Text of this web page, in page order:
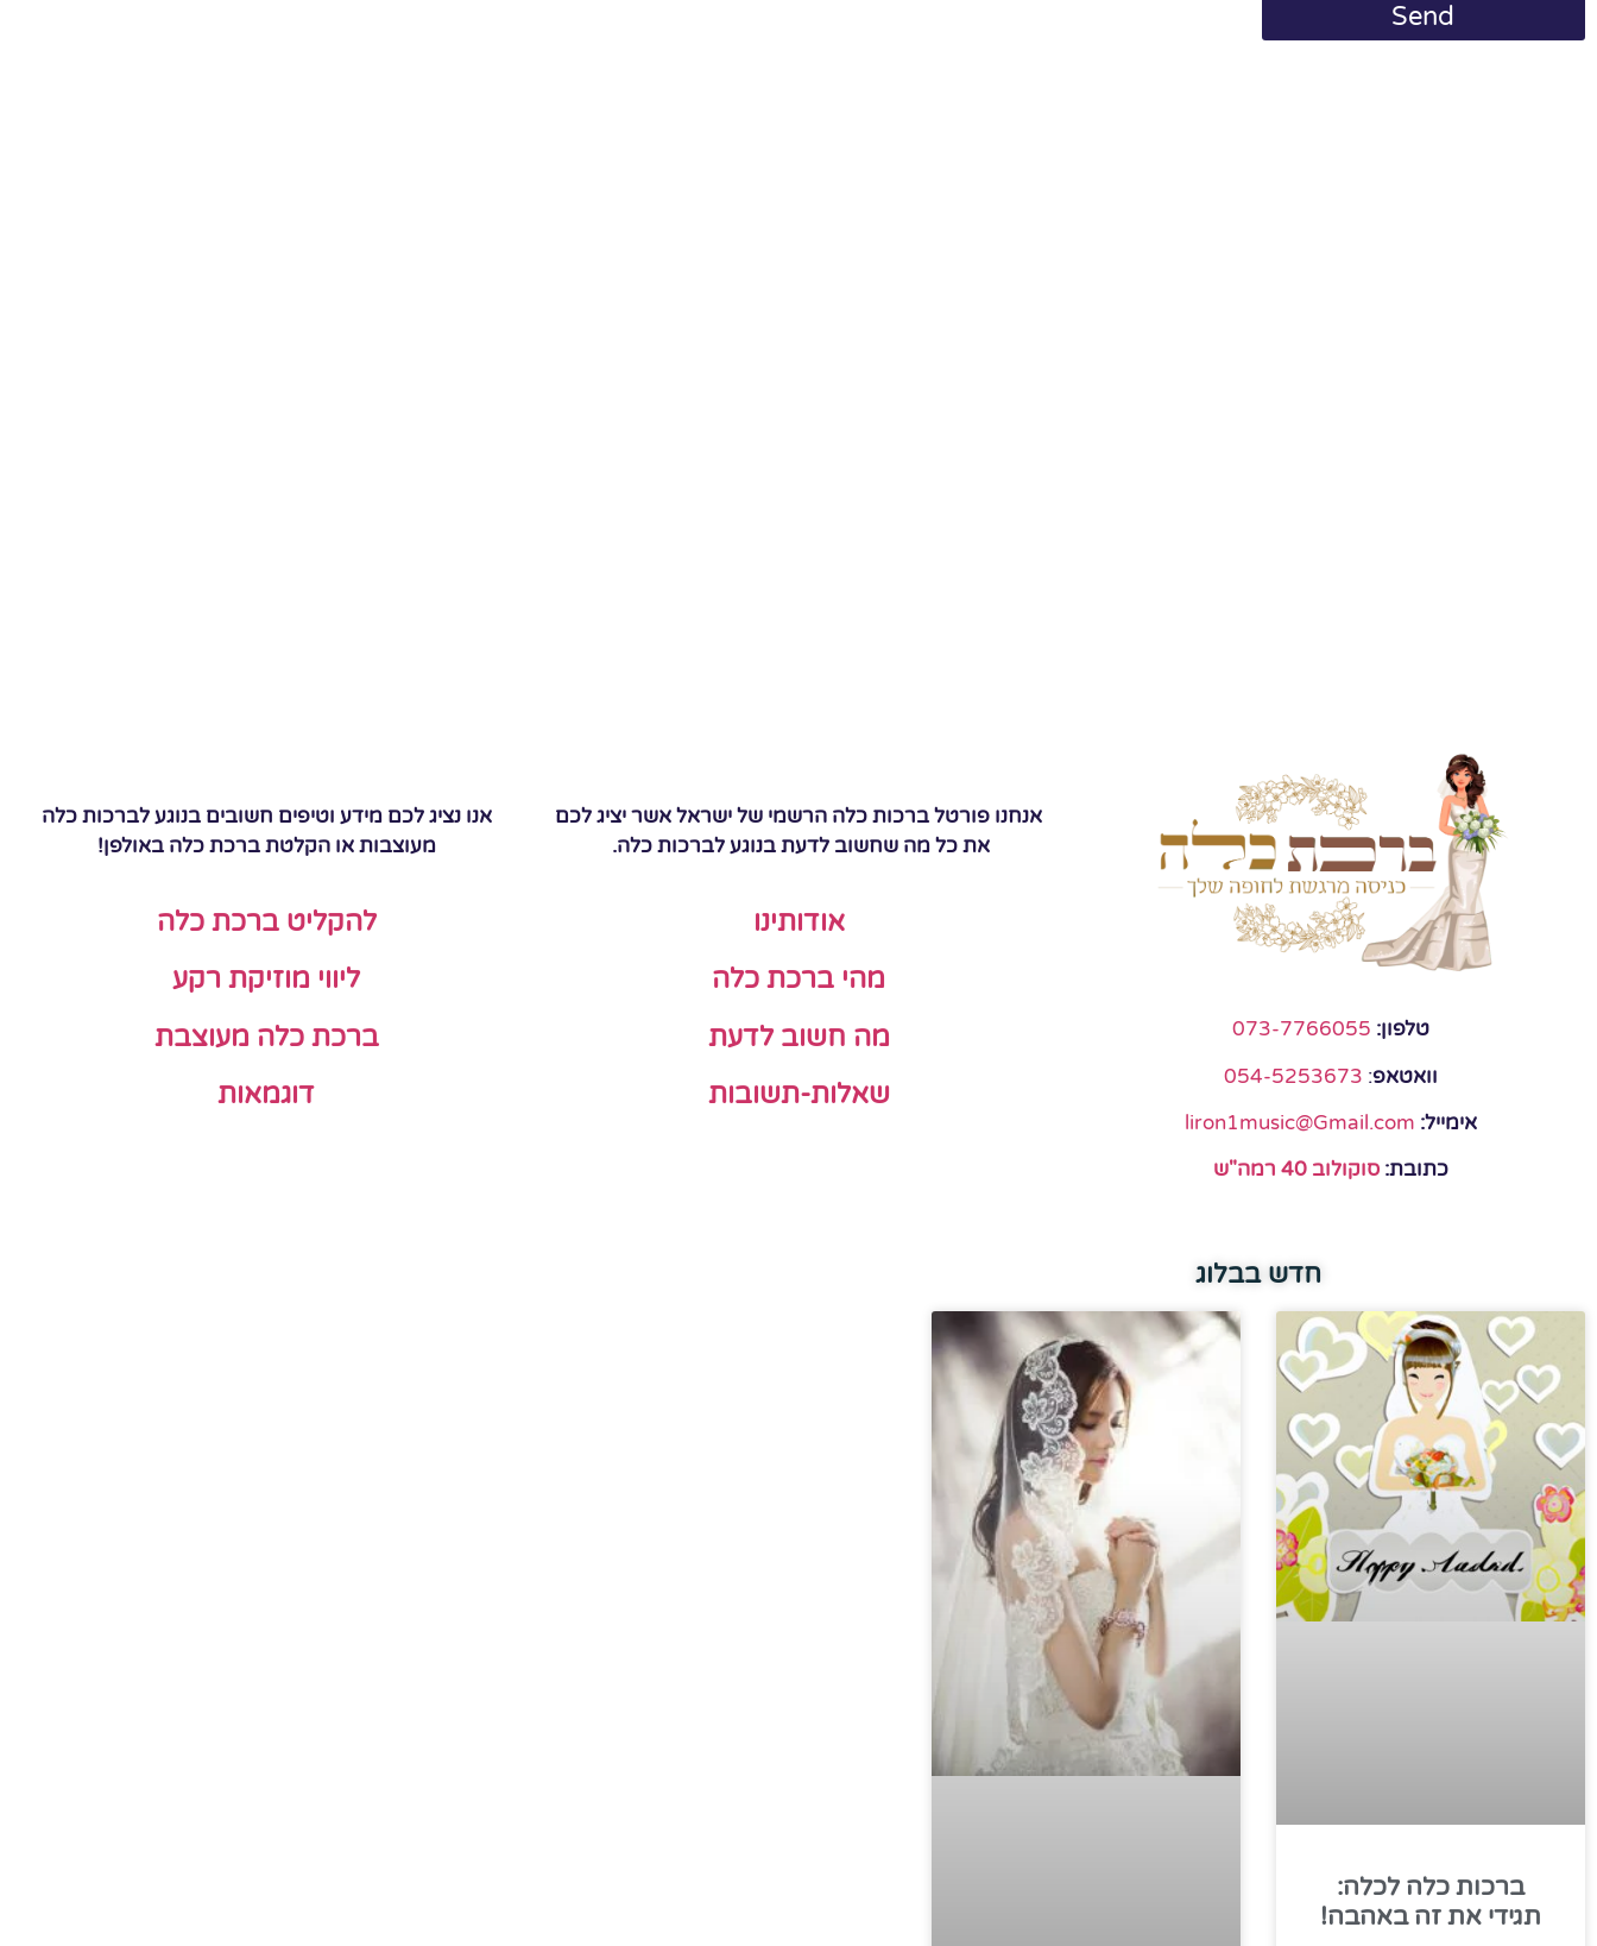
Send
טלפון: 073-7766055
וואטאפ:
054-5253673
אימייל: liron1music@Gmail.com
כתובת: סוקולוב 40 רמה"ש
אנחנו פורטל ברכות כלה הרשמי של ישראל אשר יציג לכם
את כל מה שחשוב לדעת בנוגע לברכות כלה.
אודותינו
מהי ברכת כלה
מה חשוב לדעת
שאלות-תשובות
אנו נציג לכם מידע וטיפים חשובים בנוגע לברכות כלה
מעוצבות או הקלטת ברכת כלה באולפן!
להקליט ברכת כלה
ליווי מוזיקת רקע
ברכת כלה מעוצבת
דוגמאות
חדש בבלוג
ברכות כלה לכלה:
תגידי את זה באהבה!